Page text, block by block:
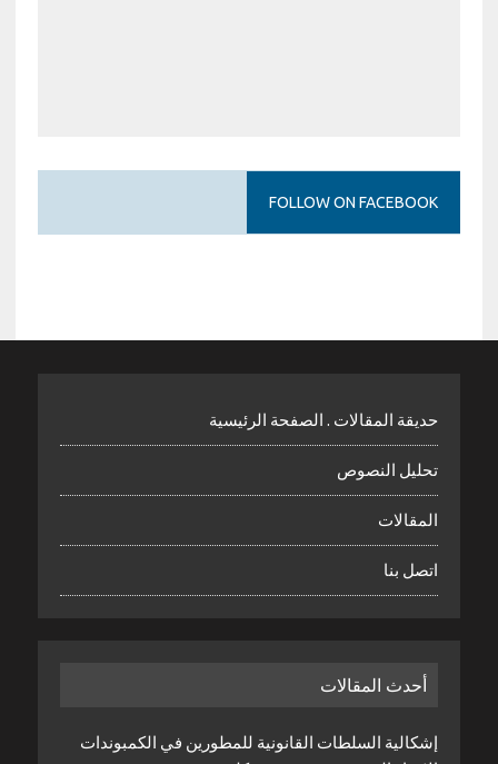
FOLLOW ON FACEBOOK
حديقة المقالات . الصفحة الرئيسية
تحليل النصوص
المقالات
اتصل بنا
أحدث المقالات
إشكالية السلطات القانونية للمطورين في الكمبوندات